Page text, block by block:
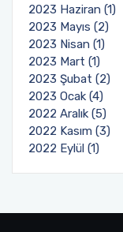
2023 Haziran (1)
2023 Mayıs (2)
2023 Nisan (1)
2023 Mart (1)
2023 Şubat (2)
2023 Ocak (4)
2022 Aralık (5)
2022 Kasım (3)
2022 Eylül (1)